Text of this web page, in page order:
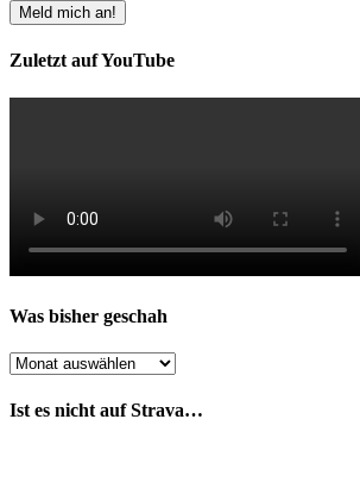
Zuletzt auf YouTube
Was bisher geschah
Was
geschah
Ist es nicht auf Strava…